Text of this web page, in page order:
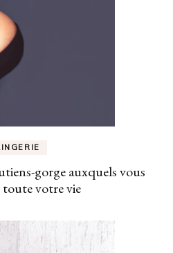
gorge auxquels vous
toute votre vie